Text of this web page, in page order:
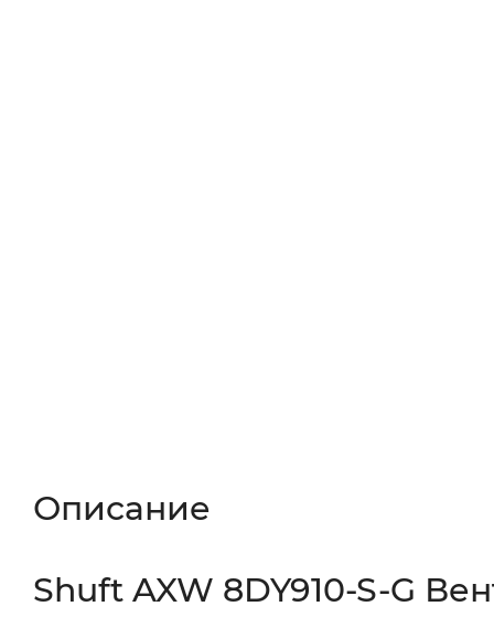
Описание
Shuft AXW 8DY910-S-G